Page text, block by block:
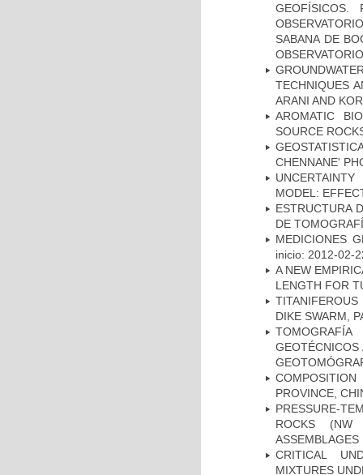
GEOFÍSICOS.
SABANA DE
TECHNIQUES
ARANI AND
AROMATIC
SOURCE
CHENNANE'
MODEL:
ESTRUCTURA
DE
MEDICIONES
inicio: 2012-02-
A NEW
LENGTH FOR
DIKE SWARM,
PROVINCE,
PRESSURE-
ROCKS (NW
ASSEMBLAGES
CRITICAL
MIXTURES